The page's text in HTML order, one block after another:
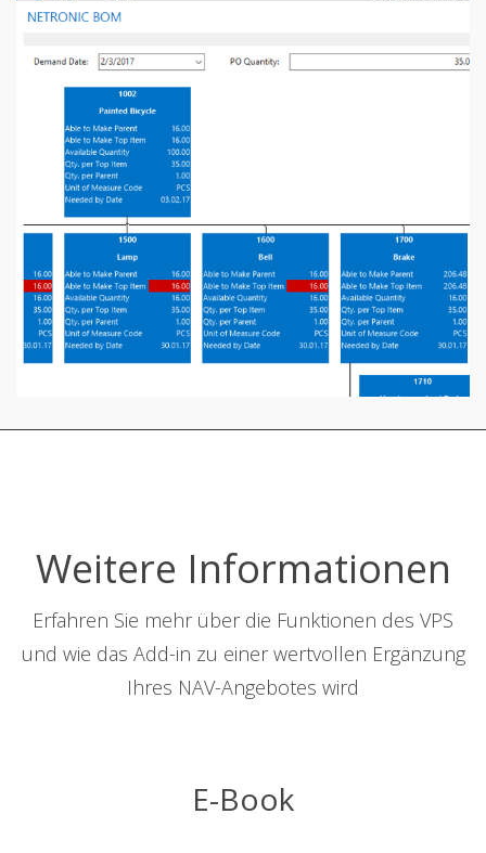
Weitere Informationen
Erfahren Sie mehr über die Funktionen des VPS
und wie das Add-in zu einer wertvollen Ergänzung
Ihres NAV-Angebotes wird
E-Book